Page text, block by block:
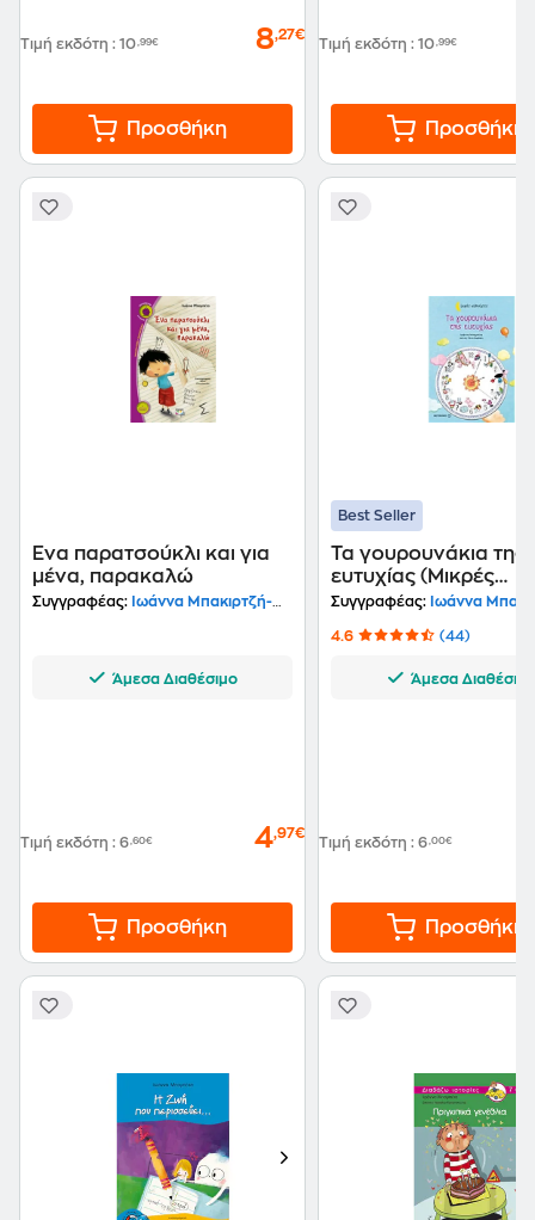
Τιμή εκδότη : 10,99€ 8,27€
Προσθήκη
Τιμή εκδότη : 10,99€
Προσθήκη
Ένα παρατσούκλι και για
μένα, παρακαλώ
Συγγραφέας: Ιωάννα Μπακιρτζή-Μπαμπέτα
Άμεσα Διαθέσιμο
Τιμή εκδότη : 6,60€ 4,97€
Προσθήκη
Best Seller
Τα γουρουνάκια της
ευτυχίας (Μικρές
καληνύχτες)
Συγγραφέας: Ιωάννα Μπακιρτζή-
4.6 (44)
Άμεσα Διαθέσιμο
Τιμή εκδότη : 6,00€
Προσθήκη